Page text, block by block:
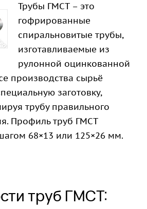
Трубы ГМСТ – это
гофрированные
спиральновитые трубы,
изготавливаемые из
рулонной оцинкованной
производства сырьё
заготовку,
трубу правильного
Профиль труб ГМСТ
68×13 или 125×26 мм.
труб ГМСТ: